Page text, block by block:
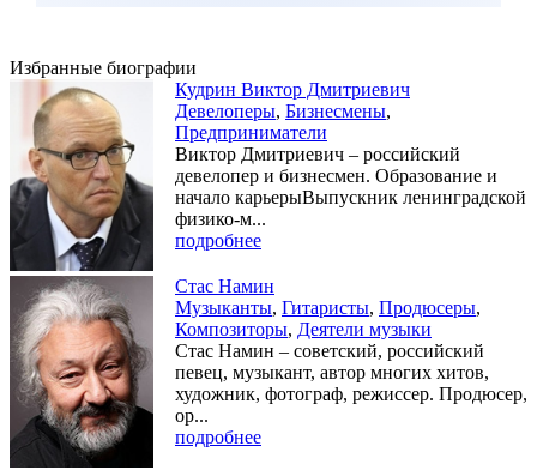
Избранные биографии
Кудрин Виктор Дмитриевич
Девелоперы, Бизнесмены,
Предприниматели
Виктор Дмитриевич – российский
девелопер и бизнесмен. Образование и
начало карьерыВыпускник ленинградской
физико-м...
подробнее
Стас Намин
Музыканты, Гитаристы, Продюсеры,
Композиторы, Деятели музыки
Стас Намин – советский, российский
певец, музыкант, автор многих хитов,
художник, фотограф, режиссер. Продюсер,
ор...
подробнее